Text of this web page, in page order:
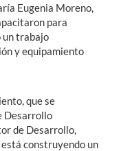
Eugenia Moreno,
para
un trabajo
y equipamiento
que se
Desarrollo
de Desarrollo,
está construyendo un